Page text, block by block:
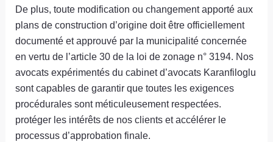
De plus, toute modification ou changement apporté aux
plans de construction d’origine doit être officiellement
documenté et approuvé par la municipalité concernée
en vertu de l’article 30 de la loi de zonage n° 3194. Nos
avocats expérimentés du cabinet d’avocats Karanfiloglu
sont capables de garantir que toutes les exigences
procédurales sont méticuleusement respectées.
protéger les intérêts de nos clients et accélérer le
processus d’approbation finale.